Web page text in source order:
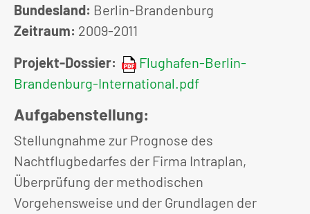
Bundesland: Berlin-Brandenburg
Zeitraum: 2009-2011
Projekt-Dossier:
Flughafen-Berlin-
Brandenburg-International.pdf
Aufgabenstellung:
Stellungnahme zur Prognose des
Nachtflugbedarfes der Firma Intraplan,
Überprüfung der methodischen
Vorgehensweise und der Grundlagen der